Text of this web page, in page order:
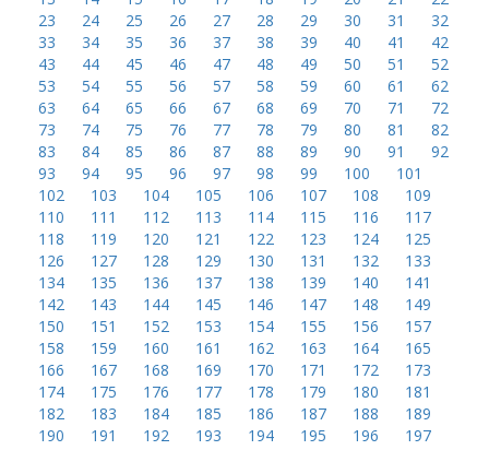
23
24 25 26 27 28 29 30 31
32
33
34 35 36 37 38 39 40 41
42
43
44 45 46 47 48 49 50 51
52
53
54 55 56 57 58 59 60 61
62
63
64 65 66 67 68 69 70 71
72
73
74 75 76 77 78 79 80 81
82
83
84 85 86 87 88 89 90 91
92
93
94 95 96 97 98 99 100
101
102
103 104 105 106 107 108
109
110
111 112 113 114 115 116
117
118
119 120 121 122 123 124
125
126
127 128 129 130 131 132
133
134
135 136 137 138 139 140
141
142
143 144 145 146 147 148
149
150
151 152 153 154 155 156
157
158
159 160 161 162 163 164
165
166
167 168 169 170 171 172
173
174
175 176 177 178 179 180
181
182
183 184 185 186 187 188
189
190
191 192 193 194 195 196
197